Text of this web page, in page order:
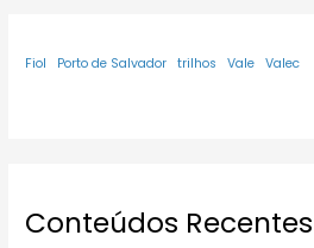
Fiol Porto de Salvador trilhos Vale Valec
Conteúdos Recentes